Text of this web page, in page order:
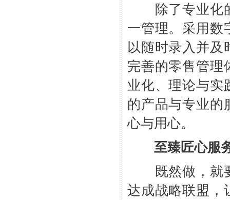
除了专业化的
一管理。采用数
以随时录入并及
完善的零售管理
业化、理论与实
的产品与专业的
心与用心。
至臻匠心服
既然做，就要
达成战略联盟，